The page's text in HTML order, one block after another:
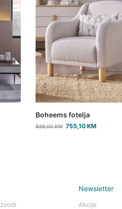
Boheems fotelja
839,00KM 755,10KM
Newsletter
Akcije